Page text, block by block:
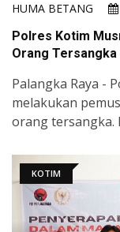
HUMA BETANG
Polres Kotim
Orang Tersangka
Palangka Raya -
melakukan
orang tersangka.
KOTIM